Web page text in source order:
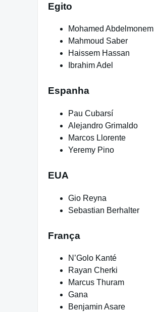
Egito
Mohamed Abdelmonem
Mahmoud Saber
Haissem Hassan
Ibrahim Adel
Espanha
Pau Cubarsí
Alejandro Grimaldo
Marcos Llorente
Yeremy Pino
EUA
Gio Reyna
Sebastian Berhalter
França
N’Golo Kanté
Rayan Cherki
Marcus Thuram
Gana
Benjamin Asare